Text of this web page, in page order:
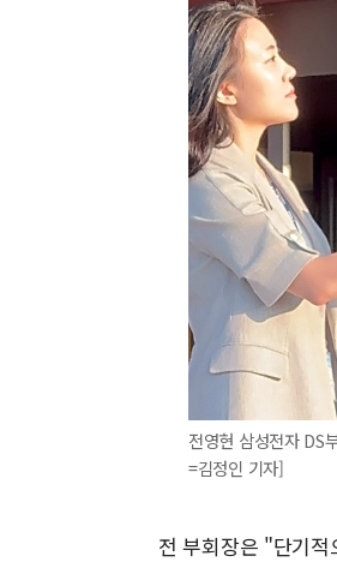
전영현 삼성전자 DS
=김정인 기자]
전 부회장은 "단기